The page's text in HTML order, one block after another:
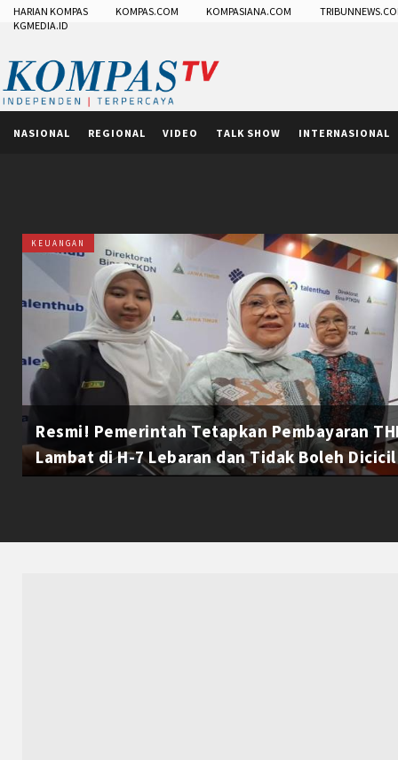
HARIAN KOMPAS KOMPAS.COM KOMPASIANA.COM
KGMEDIA.ID
NASIONAL REGIONAL VIDEO TALK SHOW INTERNASIONAL
KEUANGAN
Resmi! Pemerintah Tetapkan Pembayaran
Lambat di H-7 Lebaran dan Tidak Boleh Dicicil